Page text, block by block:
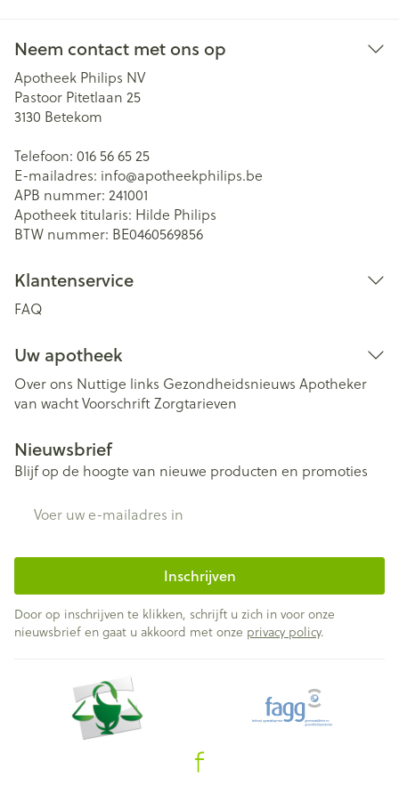
Neem contact met ons op
Apotheek Philips NV
Pastoor Pitetlaan 25
3130 Betekom
Telefoon: 016 56 65 25
E-mailadres: info@apotheekphilips.be
APB nummer: 241001
Apotheek titularis: Hilde Philips
BTW nummer: BE0460569856
Klantenservice
FAQ
Uw apotheek
Over ons Nuttige links Gezondheidsnieuws Apotheker
van wachtVoorschriftZorgtarieven
Nieuwsbrief
Blijf op de hoogte van nieuwe producten en promoties
Inschrijven
Door op inschrijven te klikken, schrijft u zich in voor onze
nieuwsbrief en gaat u akkoord met onze privacy policy.